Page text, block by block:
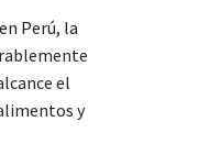
Perú, la
el
y